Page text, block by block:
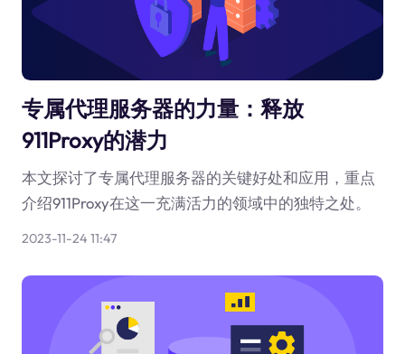
专属代理服务器的力量：释放
911Proxy的潜力
本文探讨了专属代理服务器的关键好处和应用，重点
介绍911Proxy在这一充满活力的领域中的独特之处。
2023-11-24 11:47